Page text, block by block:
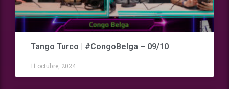
Tango Turco | #CongoBelga – 09/10
11 octubre, 2024